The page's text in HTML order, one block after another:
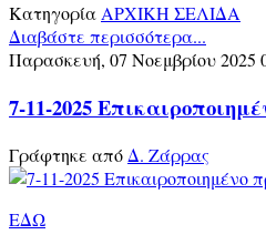
ΚατηγορίαΑΡΧΙΚΗ ΣΕΛΙΔΑ
Διαβάστε περισσότερα...
Παρασκευή, 07 Νοεμβρίου 2025
7-11-2025
Γράφτηκε από Δ. Ζάρρας
ΕΔΩ